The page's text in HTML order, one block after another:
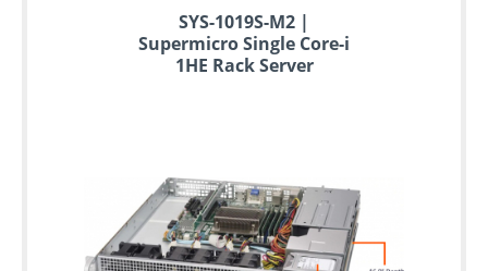
SYS-1019S-M2 |
Supermicro Single Core-i
1HE Rack Server